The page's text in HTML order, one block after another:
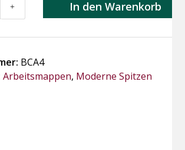
+ In den Warenkorb
BCA4
Arbeitsmappen, Moderne Spitzen